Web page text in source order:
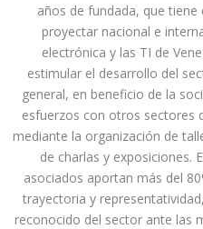
años de fundada, que
proyectar nacional e
electrónica y las TI de
estimular el desarrollo del
general, en beneficio de la
esfuerzos con otros sectores
mediante la organización de
de charlas y exposiciones.
asociados aportan más del
trayectoria y
reconocido del sector ante las